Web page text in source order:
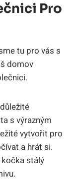
Pro
tu pro vás s
domov
s výrazným
vytvořit pro
a hrát si.
stálý